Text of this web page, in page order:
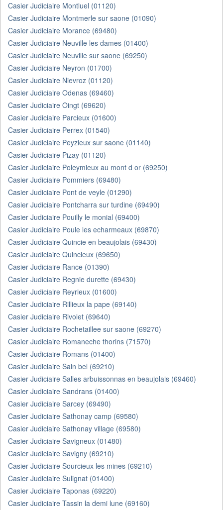
Casier Judiciaire Montluel (01120)
Casier Judiciaire Montmerle sur saone (01090)
Casier Judiciaire Morance (69480)
Casier Judiciaire Neuville les dames (01400)
Casier Judiciaire Neuville sur saone (69250)
Casier Judiciaire Neyron (01700)
Casier Judiciaire Nievroz (01120)
Casier Judiciaire Odenas (69460)
Casier Judiciaire Oingt (69620)
Casier Judiciaire Parcieux (01600)
Casier Judiciaire Perrex (01540)
Casier Judiciaire Peyzieux sur saone (01140)
Casier Judiciaire Pizay (01120)
Casier Judiciaire Poleymieux au mont d or (69250)
Casier Judiciaire Pommiers (69480)
Casier Judiciaire Pont de veyle (01290)
Casier Judiciaire Pontcharra sur turdine (69490)
Casier Judiciaire Pouilly le monial (69400)
Casier Judiciaire Poule les echarmeaux (69870)
Casier Judiciaire Quincie en beaujolais (69430)
Casier Judiciaire Quincieux (69650)
Casier Judiciaire Rance (01390)
Casier Judiciaire Regnie durette (69430)
Casier Judiciaire Reyrieux (01600)
Casier Judiciaire Rillieux la pape (69140)
Casier Judiciaire Rivolet (69640)
Casier Judiciaire Rochetaillee sur saone (69270)
Casier Judiciaire Romaneche thorins (71570)
Casier Judiciaire Romans (01400)
Casier Judiciaire Sain bel (69210)
Casier Judiciaire Salles arbuissonnas en beaujolais (69460)
Casier Judiciaire Sandrans (01400)
Casier Judiciaire Sarcey (69490)
Casier Judiciaire Sathonay camp (69580)
Casier Judiciaire Sathonay village (69580)
Casier Judiciaire Savigneux (01480)
Casier Judiciaire Savigny (69210)
Casier Judiciaire Sourcieux les mines (69210)
Casier Judiciaire Sulignat (01400)
Casier Judiciaire Taponas (69220)
Casier Judiciaire Tassin la demi lune (69160)